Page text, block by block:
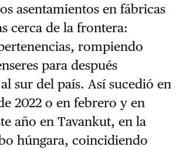
asentamientos en fábricas
cerca de la frontera:
rompiendo
para después
sur del país. Así sucedió en
2022 o en febrero y en
año en Tavankut, en la
húngara, coincidiendo